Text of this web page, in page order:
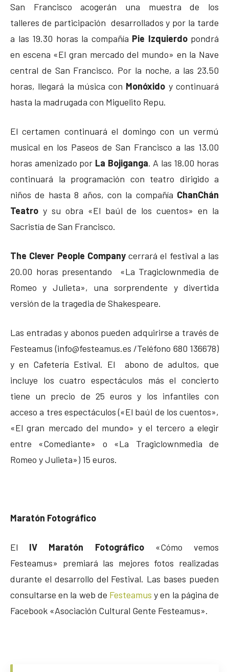
San Francisco acogerán una muestra de los
talleres de participación desarrollados y por la tarde
a las 19.30 horas la compañía Pie Izquierdopondrá
en escena «El gran mercado del mundo» en la Nave
central de San Francisco. Por la noche, a las 23.50
horas, llegará la música con Monóxido y continuará
hasta la madrugada con Miguelito Repu.
El certamen continuará el domingo con un vermú
musical en los Paseos de San Francisco a las 13.00
horas amenizado por La Bojiganga. A las 18.00 horas
continuará la programación con teatro dirigido a
niños de hasta 8 años, con la compañía ChanChán
Teatro y su obra «El baúl de los cuentos» en la
Sacristía de San Francisco.
The Clever People Companycerrará el festival a las
20.00 horas presentando «La Tragiclownmedia de
Romeo y Julieta», una sorprendente y divertida
versión de la tragedia de Shakespeare.
Las entradas y abonos pueden adquirirse a través de
Festeamus (info@festeamus.es /Teléfono 680 136678)
y en Cafetería Estival. El abono de adultos, que
incluye los cuatro espectáculos más el concierto
tiene un precio de 25 euros y los infantiles con
acceso a tres espectáculos («El baúl de los cuentos»,
«El gran mercado del mundo» y el tercero a elegir
entre «Comediante» o «La Tragiclownmedia de
Romeo y Julieta») 15 euros.
Maratón Fotográfico
El IV Maratón Fotográfico«Cómo vemos
Festeamus» premiará las mejores fotos realizadas
durante el desarrollo del Festival. Las bases pueden
consultarse en la web de Festeamus y en la página de
Facebook «Asociación Cultural Gente Festeamus».